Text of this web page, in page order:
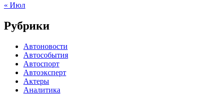
« Июл
Рубрики
Автоновости
Автособытия
Автоспорт
Автоэксперт
Актеры
Аналитика